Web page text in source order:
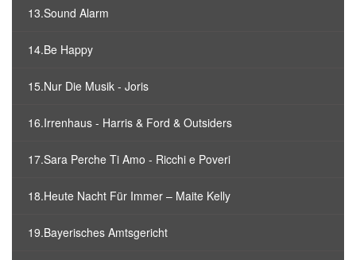
13.Sound Alarm
14.Be Happy
15.Nur Die Musik - Joris
16.Irrenhaus - Harris & Ford & Outsiders
17.Sara Perche Ti Amo - Ricchi e Poveri
18.Heute Nacht Für Immer – Maite Kelly
19.Bayerisches Amtsgericht